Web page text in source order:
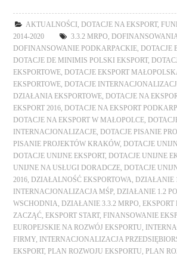
AKTUALNOŚCI DOTACJE NA EKSPORT,
2014-2020
3.3.2 MRPO
DOFINANSOWANIE PODKARPACKIE
DOTACJE
DOTACJE DE MINIMIS POLSKI EKSPORT,
EKSPORTOWE
DOTACJE EKSPORT
EKSPORTOWE
DOTACJE
DZIAŁANIA EKSPORTOWE
DOTACJE NA
EKSPORT 2016
DOTACJE NA EKSPORT
DOTACJE NA EKSPORT W MAŁOPOLCE
INTERNACJONALIZACJE
DOTACJE PISANIE
PISANIE PROJEKTÓW KRAKÓW, DOTACJE
DOTACJE UNIJNE EKSPORT, DOTACJE UNIJNE
UNIJNE NA USŁUGI DORADCZE
DOTACJE
2016
DZIAŁALNOŚĆ EKSPORTOWA
DZIAŁANIE
INTERNACJONALIZACJA MŚP
DZIAŁANIE 1.2
WSCHODNIA
DZIAŁANIE 3.3.2 MRPO
ZACZĄĆ
EKSPORT START, FINANSOWANIE
EUROPEJSKIE NA ROZWÓJ EKSPORTU
FIRMY
INTERNACJONALIZACJA
EKSPORT, PLAN ROZWOJU EKSPORTU
PLAN